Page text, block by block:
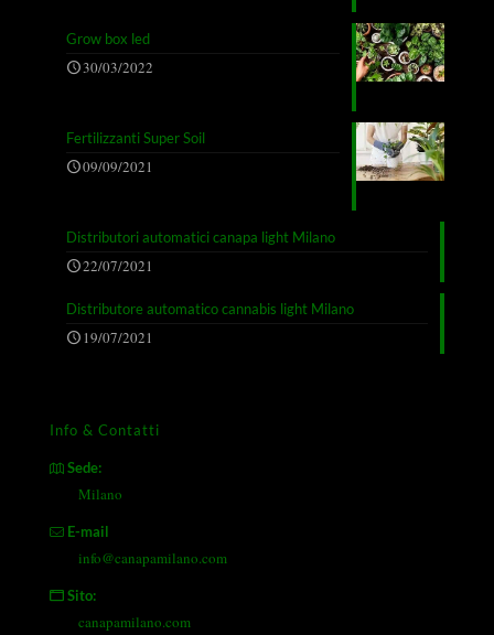
Grow box led
30/03/2022
Fertilizzanti Super Soil
09/09/2021
Distributori automatici canapa light Milano
22/07/2021
Distributore automatico cannabis light Milano
19/07/2021
Info & Contatti
Sede:
Milano
E-mail
info@canapamilano.com
Sito:
canapamilano.com